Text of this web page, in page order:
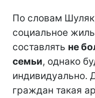
По словам
социальное
составлять не
семьи, однако
индивидуально.
граждан такая